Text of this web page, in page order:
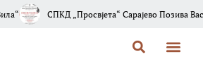
СПКД „Просвјета“ Сарајево Позива Вас На